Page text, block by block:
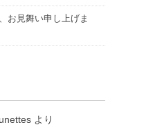
お見舞い申し上げま
より